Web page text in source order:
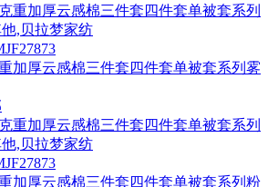
加厚云感棉三件套四件套单被套系列雾
加厚云感棉三件套四件套单被套系列粉